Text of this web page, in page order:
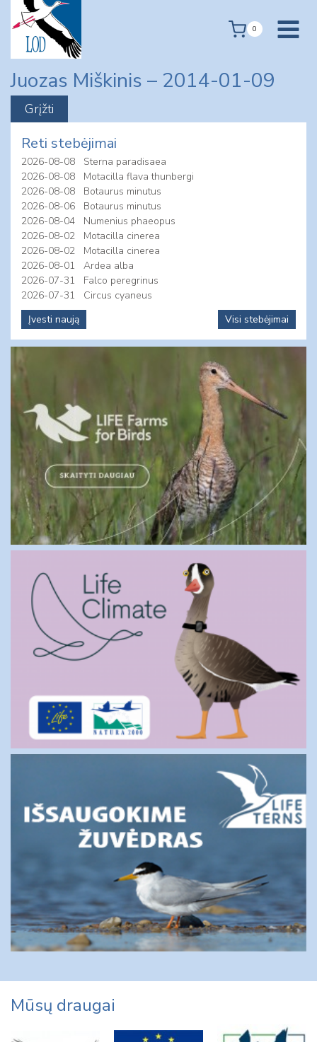
content
0
Juozas Miškinis – 2014-01-09
Reti stebėjimai
2026-08-08
Sterna paradisaea
2026-08-08
Motacilla flava thunbergi
2026-08-08
Botaurus minutus
2026-08-06
Botaurus minutus
2026-08-04
Numenius phaeopus
2026-08-02
Motacilla cinerea
2026-08-02
Motacilla cinerea
2026-08-01
Ardea alba
2026-07-31
Falco peregrinus
2026-07-31
Circus cyaneus
Įvesti naują
Visi stebėjimai
Mūsų draugai